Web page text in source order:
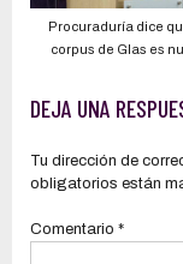
Procuraduría dice
corpus de Glas es
DEJA UNA
Tu dirección de
obligatorios están
Comentario *